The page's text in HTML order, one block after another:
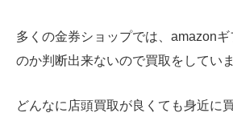
多くの金券ショップでは、amazon
のか判断出来ないので買取をしていま
どんなに店頭買取が良くても身近に